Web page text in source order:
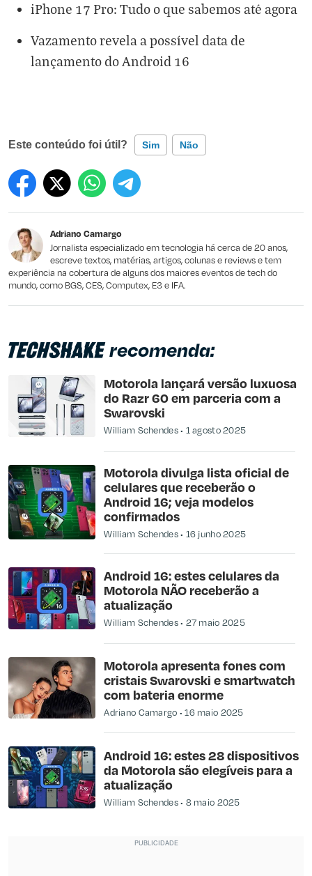
iPhone 17 Pro: Tudo o que sabemos até agora
Vazamento revela a possível data de
lançamento do Android 16
Este conteúdo foi útil? Sim Não
Este conteúdo contém informação incorreta
Outro
Adriano Camargo
Jornalista especializado em tecnologia há cerca de 20 anos,
escreve textos, matérias, artigos, colunas e reviews e tem
experiência na cobertura de alguns dos maiores eventos de tech do
mundo, como BGS, CES, Computex, E3 e IFA.
recomenda:
Motorola lançará versão luxuosa
do Razr 60 em parceria com a
Swarovski
William Schendes 1 agosto 2025
Motorola divulga lista oficial de
celulares que receberão o
Android 16; veja modelos
confirmados
William Schendes 16 junho 2025
Android 16: estes celulares da
Motorola NÃO receberão a
atualização
William Schendes 27 maio 2025
Motorola apresenta fones com
cristais Swarovski e smartwatch
com bateria enorme
Adriano Camargo 16 maio 2025
Android 16: estes 28 dispositivos
da Motorola são elegíveis para a
atualização
William Schendes 8 maio 2025